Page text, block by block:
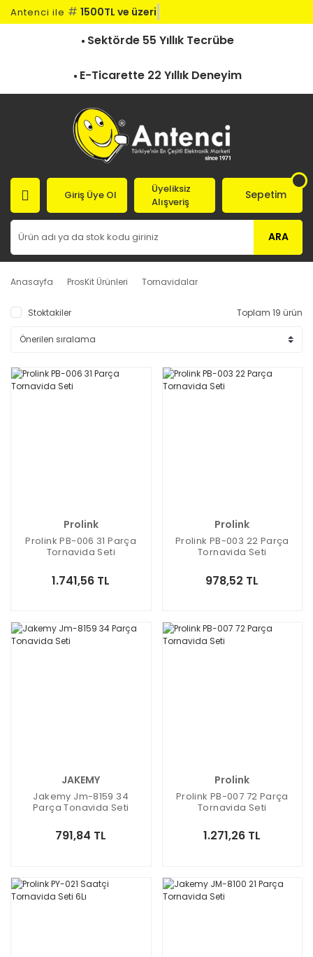
Antenci ile # 1500TL ve üzeri k
Sektörde 55 Yıllık Tecrübe
E-Ticarette 22 Yıllık Deneyim
ARA
Giriş Üye Ol
Üyeliksiz
Alışveriş
Sepetim
Anasayfa ProsKit Ürünleri Tornavidalar
Stoktakiler Toplam 19 ürün
Prolink
Prolink PB-006 31 Parça
Tornavida Seti
1.741,56 TL
Prolink
Prolink PB-003 22 Parça
Tornavida Seti
978,52 TL
JAKEMY
Jakemy Jm-8159 34
Parça Tonavida Seti
791,84 TL
Prolink
Prolink PB-007 72 Parça
Tornavida Seti
1.271,26 TL